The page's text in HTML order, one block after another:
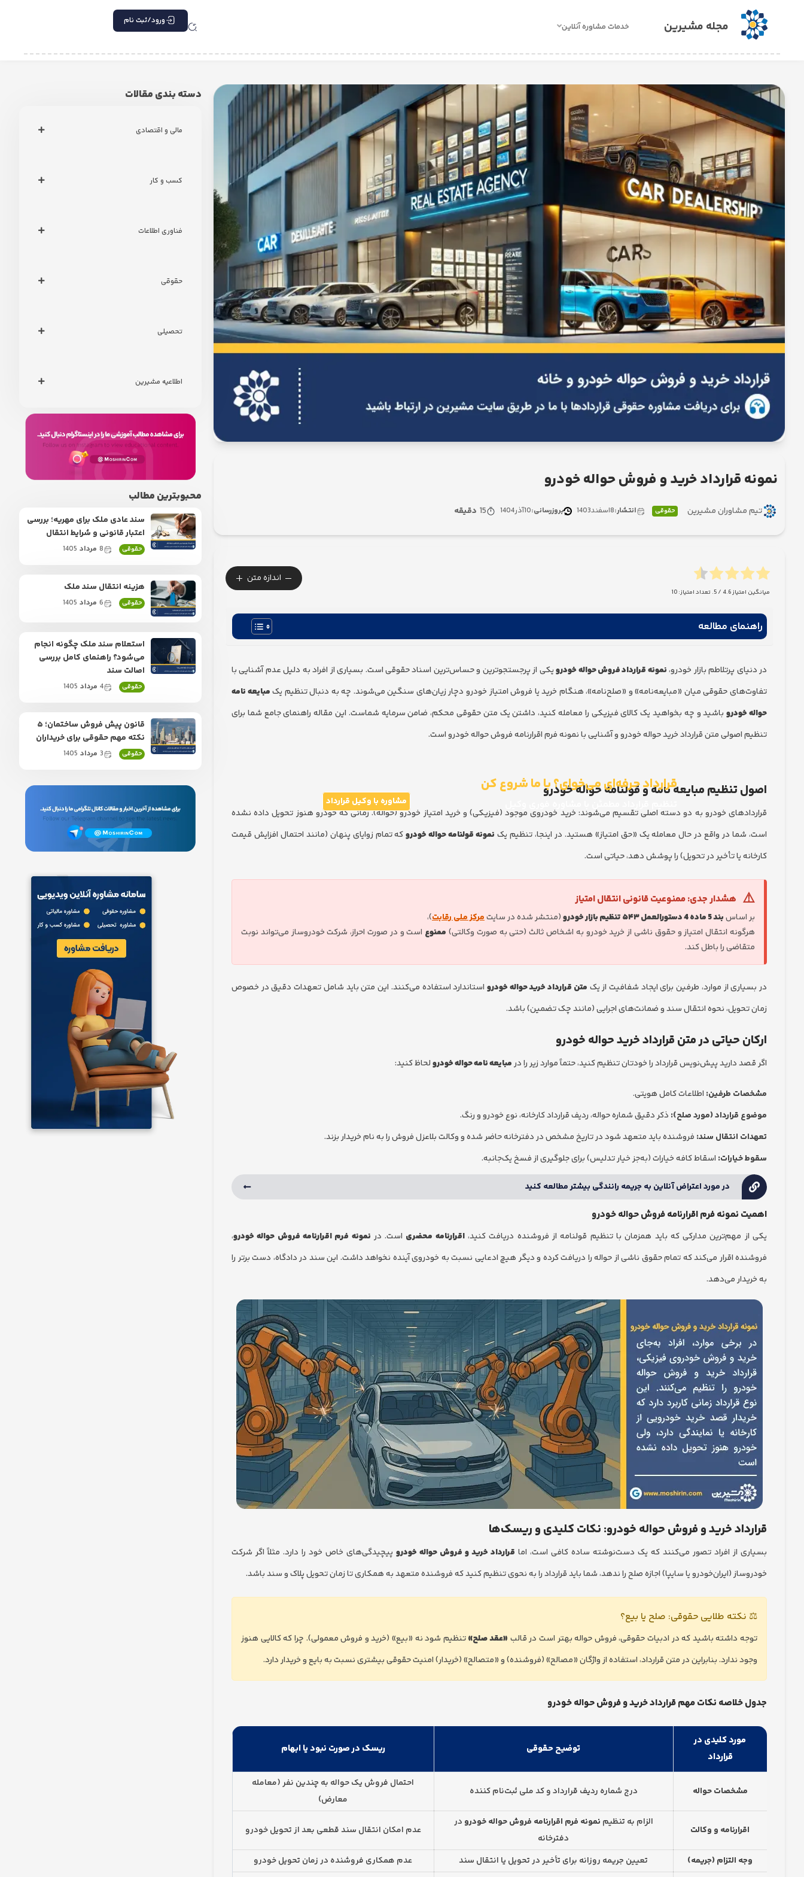
مجله مشیرین خدمات مشاوره آنلاین
آنلاین
ورود/ثبت نام
نمونه قرارداد خرید و فروش حواله خودرو
تیم مشاوران مشیرین حقوقی انتشار:8اسفند1403 بروزرسانی:10آذر1404
15 دقیقه
- اندازه متن +
میانگین امتیاز4.6 / 5. تعداد امتیاز: 10
راهنمای مطالعه
در دنیای پرتلاطم بازار خودرو،نمونه قرارداد فروش حواله خودرویکی از پرجستجوترین و حساس‌ترین اسناد حقوقی است. بسیاری از افراد به دلیل عدم آشنایی با
تفاوت‌های حقوقی میان «مبایعه‌نامه» و «صلح‌نامه»، هنگام خرید یا فروش امتیاز خودرو دچار زیان‌های سنگین می‌شوند. چه به دنبال تنظیم یکمبایعه نامه
حواله خودروباشید و چه بخواهید یک کالای فیزیکی را معامله کنید، داشتن یک متن حقوقی محکم، ضامن سرمایه شماست. این مقاله راهنمای جامع شما برای
تنظیم اصولی متن قرارداد خرید حواله خودرو و آشنایی با نمونه فرم اقرارنامه فروش حواله خودرو است.
مشاوره با وکیل قرارداد
قرارداد حرفه‌ای می‌خوای؟ با ما شروع کن
اصول تنظیم مبایعه نامه و قولنامه حواله خودرو
قراردادهای خودرو به دو دسته اصلی تقسیم می‌شوند: خرید خودروی موجود (فیزیکی) و خرید امتیاز خودرو (حواله). زمانی که خودرو هنوز تحویل داده نشده
است، شما در واقع در حال معامله یک «حق امتیاز» هستید. در اینجا، تنظیم یک نمونه قولنامه حواله خودروکه تمام زوایای پنهان (مانند احتمال افزایش قیمت
کارخانه یا تأخیر در تحویل) را پوشش دهد، حیاتی است.
⚠️ هشدار جدی: ممنوعیت قانونی انتقال امتیاز
بر اساسبند 5 ماده 4 دستورالعمل ۵۴۳ تنظیم بازار خودرو (منتشر شده در سایتمرکز ملی رقابت)،
هرگونه انتقال امتیاز و حقوق ناشی از خرید خودرو به اشخاص ثالث (حتی به صورت وکالتی) ممنوع است و در صورت احراز، شرکت خودروساز می‌تواند نوبت
متقاضی را باطل کند.
در بسیاری از موارد، طرفین برای ایجاد شفافیت از یک متن قرارداد خرید حواله خودرو استاندارد استفاده می‌کنند. این متن باید شامل تعهدات دقیق در خصوص
زمان تحویل، نحوه انتقال سند و ضمانت‌های اجرایی (مانند چک تضمین) باشد.
ارکان حیاتی در متن قرارداد خرید حواله خودرو
اگر قصد دارید پیش‌نویس قرارداد را خودتان تنظیم کنید، حتماً موارد زیر را درمبایعه نامه حواله خودرولحاظ کنید:
مشخصات طرفین: اطلاعات کامل هویتی.
موضوع قرارداد (مورد صلح): ذکر دقیق شماره حواله، ردیف قرارداد کارخانه، نوع خودرو و رنگ.
تعهدات انتقال سند: فروشنده باید متعهد شود در تاریخ مشخص در دفترخانه حاضر شده و وکالت بلاعزل فروش را به نام خریدار بزند.
سقوط خیارات: اسقاط کافه خیارات (به‌جز خیار تدلیس) برای جلوگیری از فسخ یک‌جانبه.
در مورد اعتراض آنلاین به جریمه رانندگی بیشتر مطالعه کنید
اهمیت نمونه فرم اقرارنامه فروش حواله خودرو
یکی از مهم‌ترین مدارکی که باید همزمان با تنظیم قولنامه از فروشنده دریافت کنید،اقرارنامه محضری است. در نمونه فرم اقرارنامه فروش حواله خودرو،
فروشنده اقرار می‌کند که تمام حقوق ناشی از حواله را دریافت کرده و دیگر هیچ ادعایی نسبت به خودروی آینده نخواهد داشت. این سند در دادگاه، دست برتر را
به خریدار می‌دهد.
قرارداد خرید و فروش حواله خودرو: نکات کلیدی و ریسک‌ها
بسیاری از افراد تصور می‌کنند که یک دست‌نوشته ساده کافی است، اما قرارداد خرید و فروش حواله خودروپیچیدگی‌های خاص خود را دارد. مثلاً اگر شرکت
خودروساز (ایران‌خودرو یا سایپا) اجازه صلح را ندهد، شما باید قرارداد را به نحوی تنظیم کنید که فروشنده متعهد به همکاری تا زمان تحویل پلاک و سند باشد.
⚖️ نکته طلایی حقوقی: صلح یا بیع؟
توجه داشته باشید که در ادبیات حقوقی، فروش حواله بهتر است در قالب «عقد صلح»تنظیم شود نه «بیع» (خرید و فروش معمولی). چرا که کالایی هنوز
وجود ندارد. بنابراین در متن قرارداد، استفاده از واژگان «مصالح» (فروشنده) و «متصالح» (خریدار) امنیت حقوقی بیشتری نسبت به بایع و خریدار دارد.
جدول خلاصه نکات مهم قرارداد خرید و فروش حواله خودرو
مورد کلیدی در
قرارداد
توضیح حقوقی ریسک در صورت نبود یا ابهام
مشخصات حواله درج شماره ردیف قرارداد و کد ملی ثبت‌نام کننده
احتمال فروش یک حواله به چندین نفر (معامله
معارض)
اقرارنامه و وکالت
الزام به تنظیم نمونه فرم اقرارنامه فروش حواله خودرو در
دفترخانه
عدم امکان انتقال سند قطعی بعد از تحویل خودرو
وجه التزام (جریمه) تعیین جریمه روزانه برای تأخیر در تحویل یا انتقال سند عدم همکاری فروشنده در زمان تحویل خودرو
دسته بندی مقالات
مالی و اقتصادی
کسب و کار
فناوری اطلاعات
حقوقی
تحصیلی
اطلاعیه مشیرین
محبوبترین مطالب
سند عادی ملک برای مهریه؛ بررسی
اعتبار قانونی و شرایط انتقال
حقوقی 8 مرداد 1405
هزینه انتقال سند ملک
حقوقی 6 مرداد 1405
استعلام سند ملک چگونه انجام
می‌شود؟ راهنمای کامل بررسی
اصالت سند
حقوقی 4 مرداد 1405
قانون پیش فروش ساختمان؛ ۵
نکته مهم حقوقی برای خریداران
حقوقی 3 مرداد 1405